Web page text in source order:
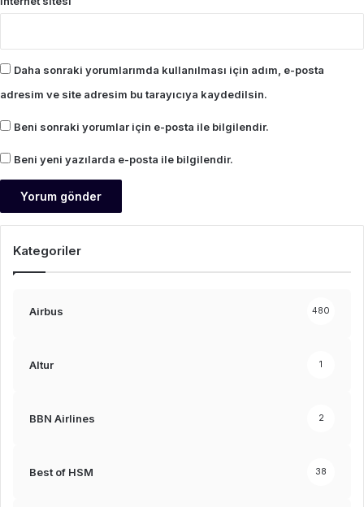
Daha sonraki yorumlarımda kullanılması için adım, e-posta
adresim ve site adresim bu tarayıcıya kaydedilsin.
Beni sonraki yorumlar için e-posta ile bilgilendir.
Beni yeni yazılarda e-posta ile bilgilendir.
Kategoriler
Airbus 480
Altur 1
BBN Airlines 2
Best of HSM 38